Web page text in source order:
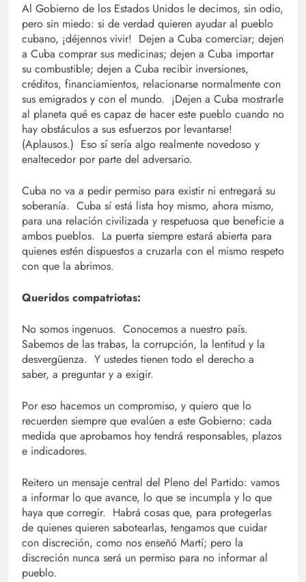
Al Gobierno de los Estados Unidos le decimos, sin odio,
pero sin miedo: si de verdad quieren ayudar al pueblo
cubano, ¡déjennos vivir! Dejen a Cuba comerciar; dejen
a Cuba comprar sus medicinas; dejen a Cuba importar
su combustible; dejen a Cuba recibir inversiones,
créditos, financiamientos, relacionarse normalmente con
sus emigrados y con el mundo. ¡Dejen a Cuba mostrarle
al planeta qué es capaz de hacer este pueblo cuando no
hay obstáculos a sus esfuerzos por levantarse!
(Aplausos.) Eso sí sería algo realmente novedoso y
enaltecedor por parte del adversario.
Cuba no va a pedir permiso para existir ni entregará su
soberanía. Cuba sí está lista hoy mismo, ahora mismo,
para una relación civilizada y respetuosa que beneficie a
ambos pueblos. La puerta siempre estará abierta para
quienes estén dispuestos a cruzarla con el mismo respeto
con que la abrimos.
Queridos compatriotas:
No somos ingenuos. Conocemos a nuestro país.
Sabemos de las trabas, la corrupción, la lentitud y la
desvergüenza. Y ustedes tienen todo el derecho a
saber, a preguntar y a exigir.
Por eso hacemos un compromiso, y quiero que lo
recuerden siempre que evalúen a este Gobierno: cada
medida que aprobamos hoy tendrá responsables, plazos
e indicadores.
Reitero un mensaje central del Pleno del Partido: vamos
a informar lo que avance, lo que se incumpla y lo que
haya que corregir. Habrá cosas que, para protegerlas
de quienes quieren sabotearlas, tengamos que cuidar
con discreción, como nos enseñó Martí; pero la
discreción nunca será un permiso para no informar al
pueblo.